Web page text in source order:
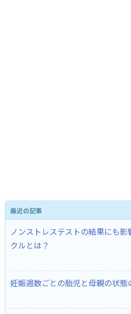
最近の記事
ノンストレステストの結果にも
クルとは？ ​
妊娠週数ごとの胎児と母親の状態